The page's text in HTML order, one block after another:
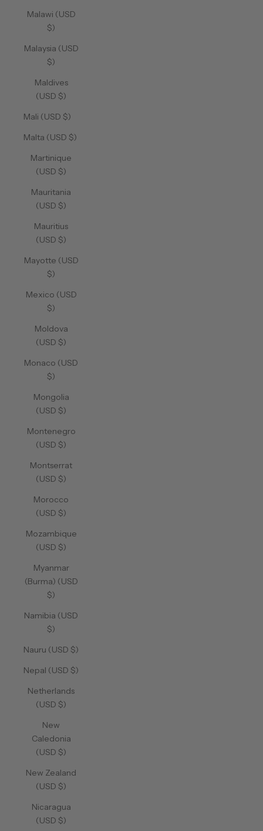
Malawi (USD
$)
Malaysia (USD
$)
Maldives
(USD $)
Mali (USD $)
Malta (USD $)
Martinique
(USD $)
Mauritania
(USD $)
Mauritius
(USD $)
Mayotte (USD
$)
Mexico (USD
$)
Moldova
(USD $)
Monaco (USD
$)
Mongolia
(USD $)
Montenegro
(USD $)
Montserrat
(USD $)
Morocco
(USD $)
Mozambique
(USD $)
Myanmar
(Burma) (USD
$)
Namibia (USD
$)
Nauru (USD $)
Nepal (USD $)
Netherlands
(USD $)
New
Caledonia
(USD $)
New Zealand
(USD $)
Nicaragua
(USD $)